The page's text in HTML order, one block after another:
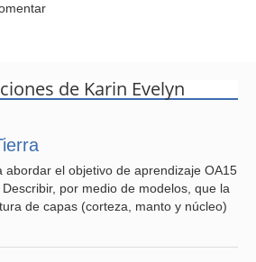
de Karin Evelyn
abordar el objetivo de aprendizaje OA15
por medio de modelos, que la
de capas (corteza, manto y núcleo)